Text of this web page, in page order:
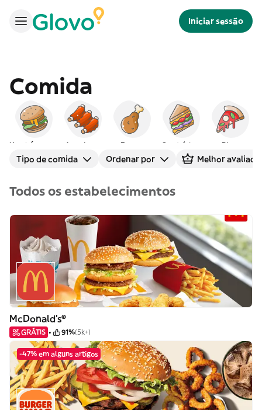
Iniciar sessão
Comida
Americana Frango Sanduíches Pizza
Tipo de comida Ordenar por Melhor
Todos os estabelecimentos
McDonald's®
GRÁTIS 91%(5k+)
-47% em alguns artigos